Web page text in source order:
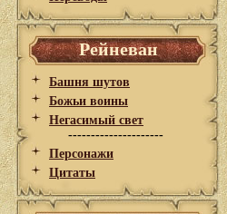
Рейневан
Башня шутов
Божьи воины
Негасимый свет
---------------------
Персонажи
Цитаты